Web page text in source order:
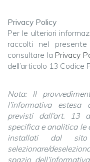
Privacy Policy
Per le ulteriori
raccolti nel
consultare la Privacy
dell’articolo 13 Codice
Nota: Il
l’informativa
previsti dall’art. 13
specifica e analitica le
installati dal
selezionare/
spazio